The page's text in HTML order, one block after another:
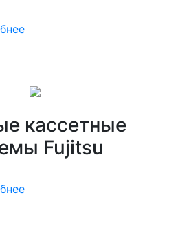
кассетные
Fujitsu